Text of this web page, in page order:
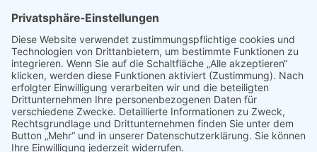
© 2024 - Alice Bendix - Berufliches Schulzentrum der
Stadt München